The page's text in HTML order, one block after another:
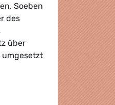
Soeben
des
über
Zwangsarbeit und